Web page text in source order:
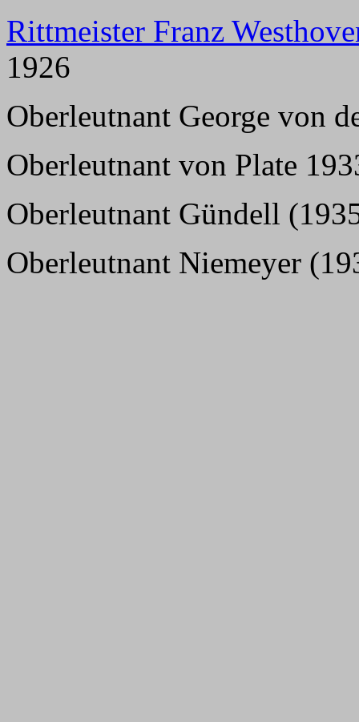
Rittmeister Franz
1926
Oberleutnant George von
Oberleutnant von Plate
Oberleutnant Gündell
Oberleutnant Niemeyer